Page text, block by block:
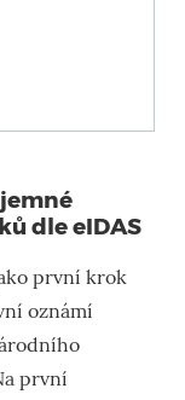
dle eIDAS
první krok
oznámí
první